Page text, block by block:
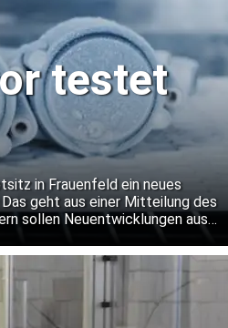
testet
in Frauenfeld ein neues
geht aus einer Mitteilung des
sollen Neuentwicklungen aus
hinausgehen.